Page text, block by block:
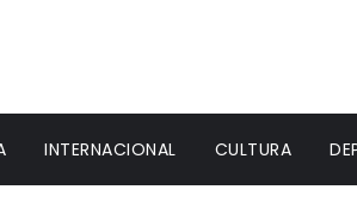
INTERNACIONAL CULTURA